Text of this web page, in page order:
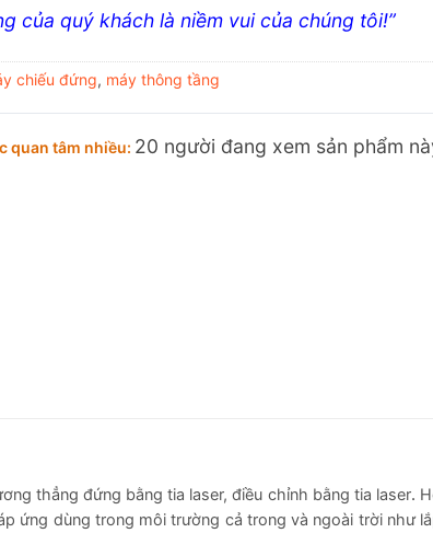
của quý khách là niềm vui của chúng tôi!”
chiếu đứng, máy thông tầng
quan tâm nhiều: 20 người đang xem sản phẩm
thẳng đứng bằng tia laser, điều chỉnh bằng tia laser.
ứng dùng trong môi trường cả trong và ngoài trời như